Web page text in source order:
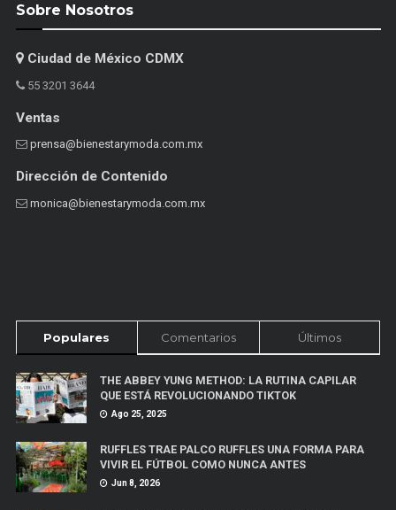
Ciudad de México CDMX
55 3201 3644
Ventas
prensa@bienestarymoda.com.mx
Dirección de Contenido
monica@bienestarymoda.com.mx
THE ABBEY YUNG METHOD: LA RUTINA CAPILAR
Ago 25, 2025
Jun 8, 2026